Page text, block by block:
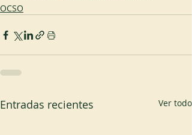
OCSO
Entradas recientes Ver todo